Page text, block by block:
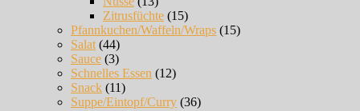
Zitrusfüchte (15)
Pfannkuchen/Waffeln/Wraps (15)
Salat (44)
Sauce (3)
Schnelles Essen (12)
Snack (11)
Suppe/Eintopf/Curry (36)